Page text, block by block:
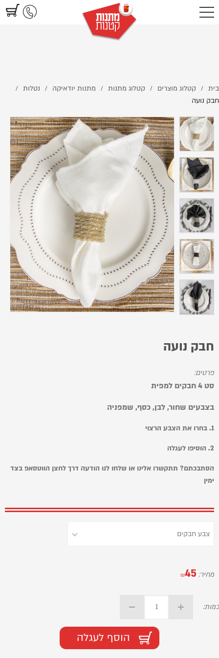
https://www.littlegifts.co.il/%D7%97%D7%91%D7%A7-
%D7%A0%D7%95%D7%A2%D7%94/
בית / קטלוג מוצרים / קטלוג מתנות / מתנות יודאיקה / נטלות /
חבק נועה
חבק נועה
פרטים:
סט 4 חבקים למפית
בצבעים שחור, לבן, כסף, שמפניה
1. בחרו את הצבע הרצוי
2. הוסיפו לעגלה
הסתבכתם? תתקשרו אלינו או שלחו לנו הודעה דרך לחצן הווטסאפ בצד
ימין
מחיר: 45
₪
כמות:
הוסף לעגלה